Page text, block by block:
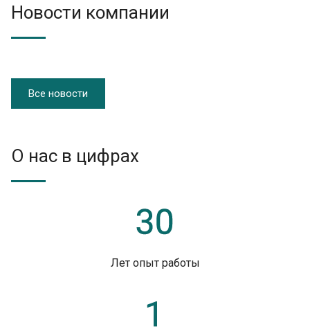
Новости компании
Все новости
О нас в цифрах
Лет опыт работы